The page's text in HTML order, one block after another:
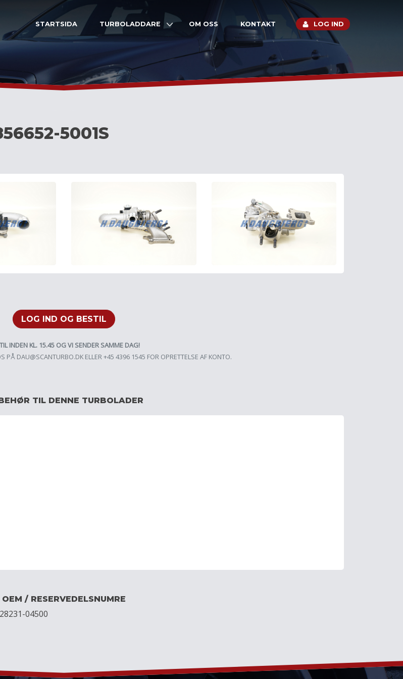
STARTSIDA TURBOLADDARE OM OSS KONTAKT LOG IND
5001S
LOG IND OG BESTIL
INDEN KL. 15.45 OG VI SENDER SAMME DAG!
PÅ DAU@SCANTURBO.DK ELLER +45 4396 1545 FOR OPRETTELSE AF KONTO.
TIL DENNE TURBOLADER
OEM / RESERVEDELSNUMRE
04500